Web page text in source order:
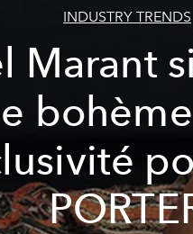
INDUSTRY TRENDS
Marant